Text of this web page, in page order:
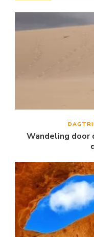
Wandeling door